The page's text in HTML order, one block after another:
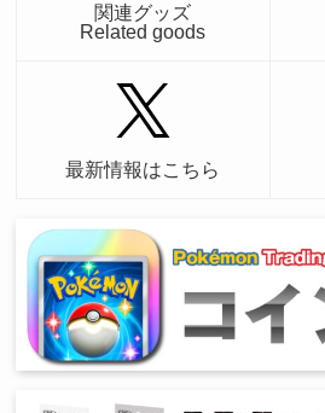
関連グッズ
Related goods
最新情報はこちら